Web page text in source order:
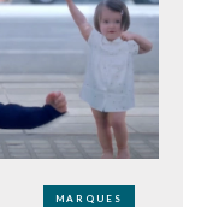
MARQUES